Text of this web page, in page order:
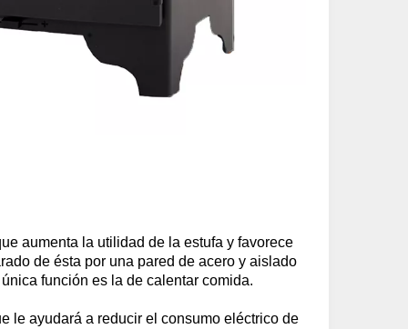
aumenta la utilidad de la estufa y favorece
de ésta por una pared de acero y aislado
función es la de calentar comida.
le ayudará a reducir el consumo eléctrico de